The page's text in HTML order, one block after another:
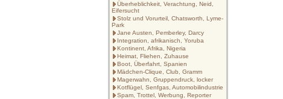
Überheblichkeit, Verachtung, Neid,
Eifersucht
Stolz und Vorurteil, Chatsworth, Lyme-
Park
Jane Austen, Pemberley, Darcy
Integration, afrikanisch, Yoruba
Kontinent, Afrika, Nigeria
Heimat, Fliehen, Zuhause
Boot, Überfahrt, Spanien
Mädchen-Clique, Club, Gramm
Magerwahn, Gruppendruck, locker
Kotflügel, Senfgas, Automobilindustrie
Spam, Trottel, Werbung, Reporter